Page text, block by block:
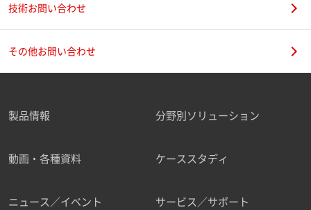
技術お問い合わせ
その他お問い合わせ
製品情報 分野別ソリューション
動画・各種資料 ケーススタディ
ニュース／イベント サービス／サポート